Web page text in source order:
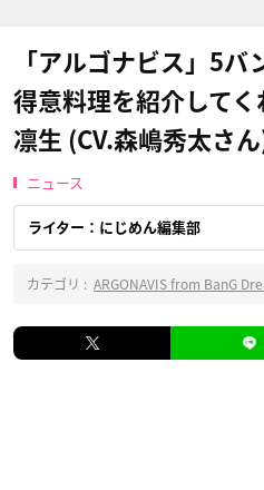
「アルゴナビス」5バ
得意料理を紹介して
凛生 (CV.森嶋秀太さ
ニュース
ライター：にじめん編集部
カテゴリ : ARGONAVIS from BanG